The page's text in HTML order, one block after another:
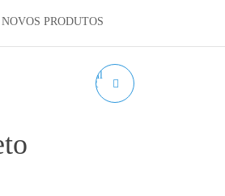
NOVOS PRODUTOS
REFILL HYPER